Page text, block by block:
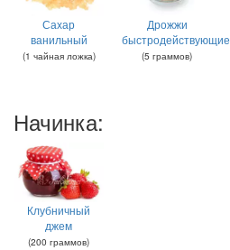
Сахар
ванильный
(1 чайная ложка)
Дрожжи
быстродействующие
(5 граммов)
Начинка:
Клубничный
джем
(200 граммов)